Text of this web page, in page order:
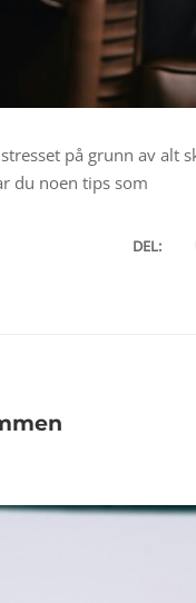
på grunn av alt
du noen tips som
DEL: